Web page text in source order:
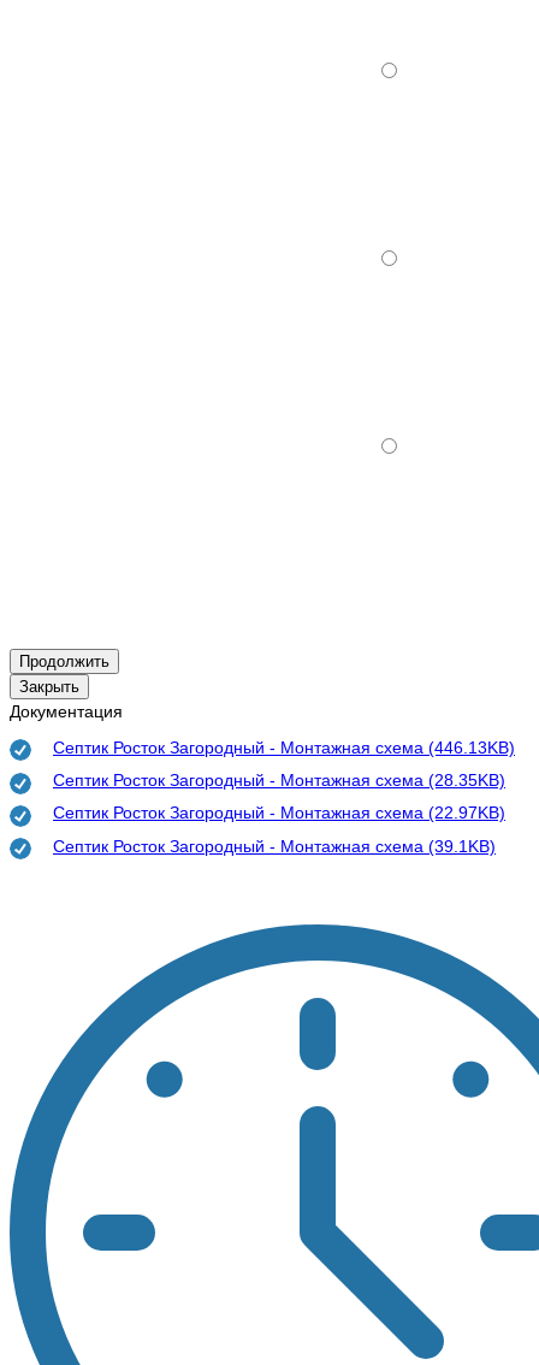
Продолжить
Закрыть
Документация
Септик Росток Загородный - Монтажная схема (446.13KB)
Септик Росток Загородный - Монтажная схема (28.35KB)
Септик Росток Загородный - Монтажная схема (22.97KB)
Септик Росток Загородный - Монтажная схема (39.1KB)